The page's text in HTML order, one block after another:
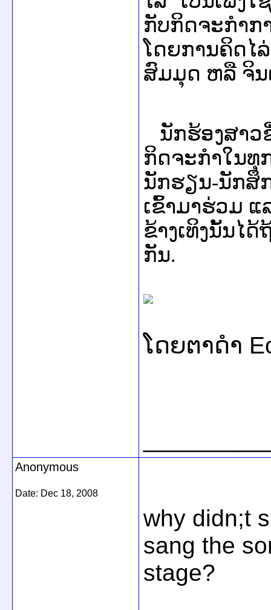
ກັບກິດຈະກຳກ
ໂດຍການຄິດໄ
ສົມມຸດ ຫລື ຈິນ
ນັກຮ້ອງສາວ
ກິດຈະກຳໃນທຸ
ນັກຮຽນ-ນັກສຶ
ເຂົ້າມາຮ່ວມ
ຂ້າງເທິງນັ້ນໄ
ກັນ.
ໂດຍຕາດໍາ
Anonymous
Date: Dec 18, 2008
why didn;t
sang the
stage?